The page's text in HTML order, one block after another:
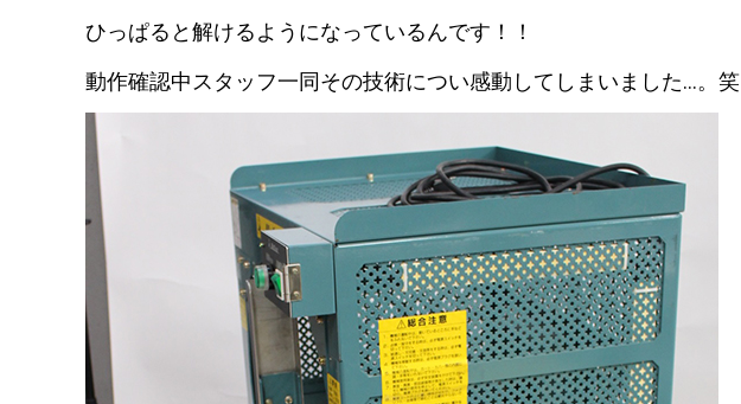
ひっぱると解けるようになっているんです！！
動作確認中スタッフ一同その技術につい感動してしまいました…。笑